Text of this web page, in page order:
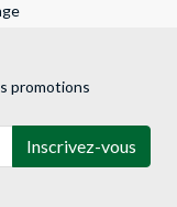
promotions
Inscrivez-vous